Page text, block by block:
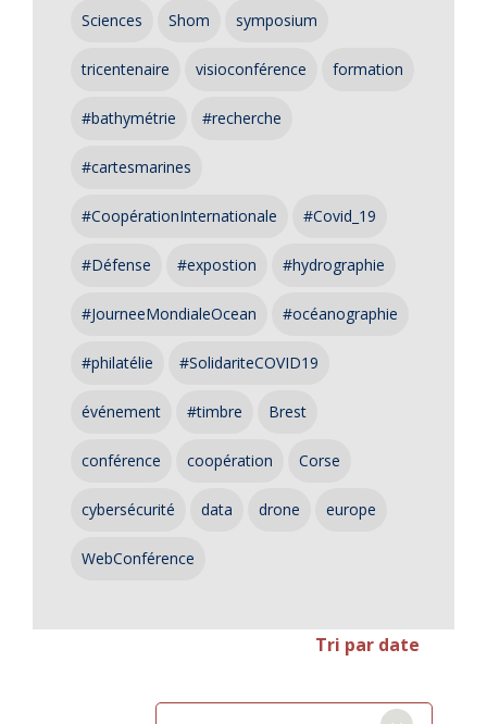
Sciences Shom symposium
tricentenaire visioconférence formation
#bathymétrie #recherche
#cartesmarines
#CoopérationInternationale #Covid_19
#Défense #expostion #hydrographie
#JourneeMondialeOcean #océanographie
#philatélie #SolidariteCOVID19
événement #timbre Brest
conférence coopération Corse
cybersécurité data drone europe
WebConférence
Tri par date